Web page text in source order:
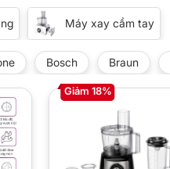
Máy xay cầm tay
Bosch Braun
Giảm 18%